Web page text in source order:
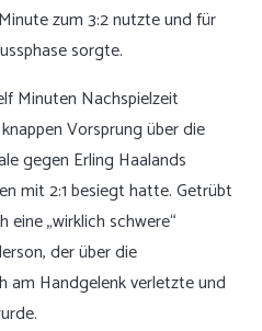
zum 3:2 nutzte und für
sorgte.
Minuten Nachspielzeit
Vorsprung über die
gegen Erling Haalands
mit 2:1 besiegt hatte. Getrübt
„wirklich schwere“
der über die
am Handgelenk verletzte und